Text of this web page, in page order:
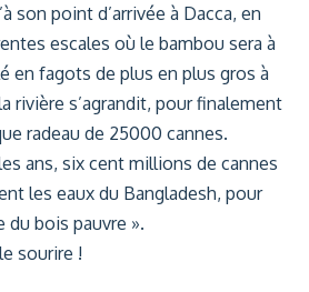
son point d’arrivée à Dacca, en
escales où le bambou sera à
en fagots de plus en plus gros à
rivière s’agrandit, pour finalement
radeau de 25000 cannes.
ans, six cent millions de cannes
les eaux du Bangladesh, pour
du bois pauvre ».
sourire !